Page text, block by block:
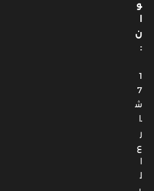
و
ن
:
1
7
ش
ا
ر
ع
ا
ل